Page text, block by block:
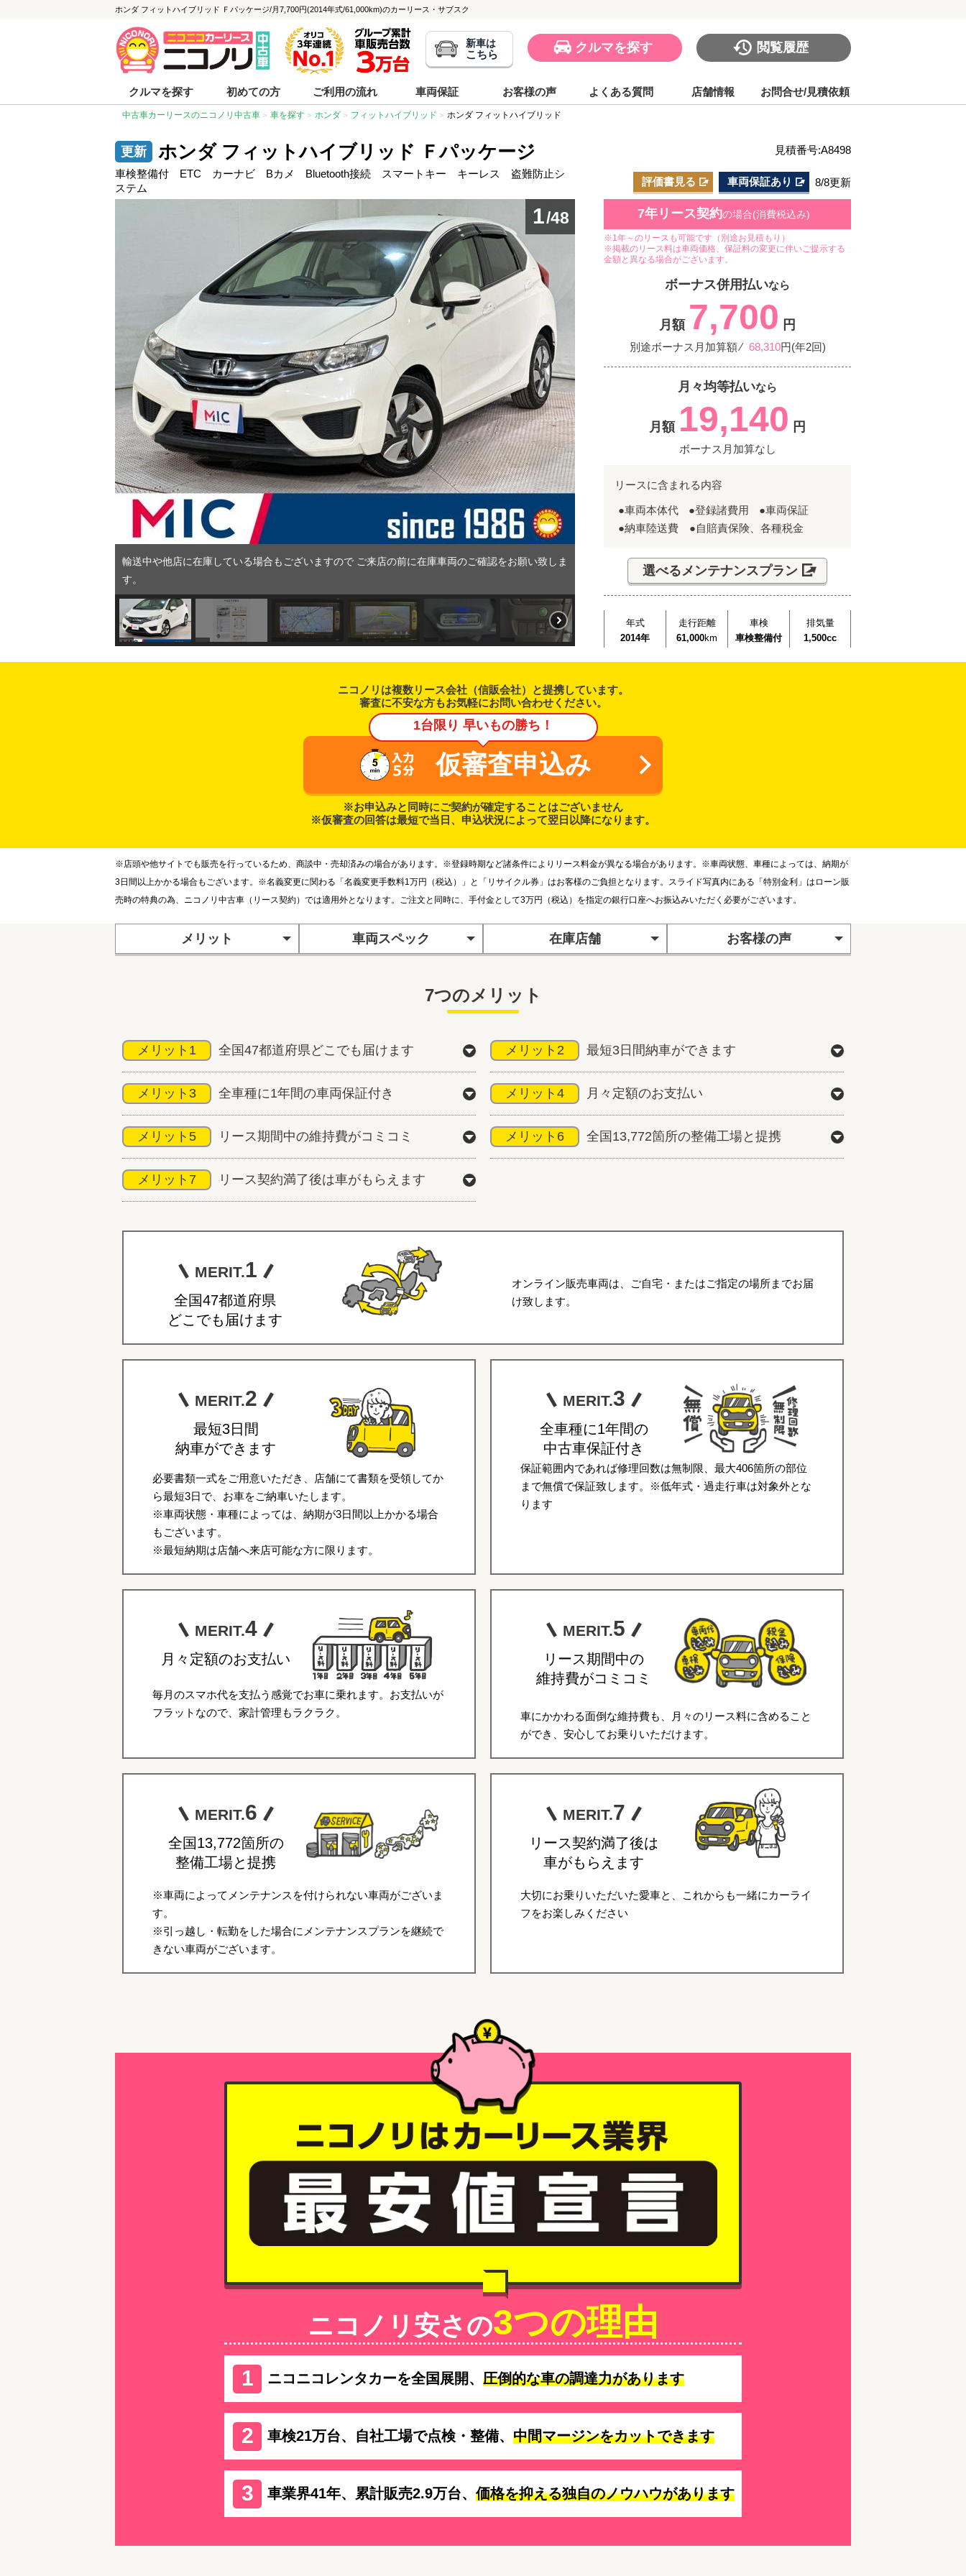
ホンダ フィットハイブリッド Ｆパッケージ/月7,700円(2014年式/61,000km)のカーリース・サブスク
新車は
こちら クルマを探す 閲覧履歴
クルマを探す 初めての方 ご利用の流れ 車両保証 お客様の声 よくある質問 店舗情報 お問合せ/見積依頼
中古車カーリースのニコノリ中古車 車を探す ホンダ フィットハイブリッド ホンダ フィットハイブリッド
ホンダ フィットハイブリッド Ｆパッケージ
見積番号:A8498
車検整備付 ETC カーナビ Bカメ Bluetooth接続 スマートキー キーレス 盗難防止シ
ステム
評価書見る 車両保証あり 8/8更新
1/48
輸送中や他店に在庫している場合もございますので ご来店の前に在庫車両のご確認をお願い致しま
す。
7年リース契約の場合(消費税込み)
※1年～のリースも可能です（別途お見積もり）
※掲載のリース料は車両価格、保証料の変更に伴いご提示する
金額と異なる場合がございます。
ボーナス併用払いなら
月額 7,700 円
別途ボーナス月加算額 ⁄ 68,310円(年2回)
月々均等払いなら
月額 19,140 円
ボーナス月加算なし
リースに含まれる内容
●車両本体代 ●登録諸費用
●車両保証
●納車陸送費 ●自賠責保険、各種税金
選べるメンテナンスプラン
年式
2014年
走行距離
61,000km
車検
車検整備付
排気量
1,500cc
ニコノリは複数リース会社（信販会社）と提携しています。
審査に不安な方もお気軽にお問い合わせください。
1台限り 早いもの勝ち！
仮審査申込み
※お申込みと同時にご契約が確定することはございません
※仮審査の回答は最短で当日、申込状況によって翌日以降になります。
※店頭や他サイトでも販売を行っているため、商談中・売却済みの場合があります。※登録時期など諸条件によりリース料金が異なる場合があります。※車両状態、車種によっては、納期が
3日間以上かかる場合もございます。※名義変更に関わる「名義変更手数料1万円（税込）」と「リサイクル券」はお客様のご負担となります。スライド写真内にある「特別金利」はローン販
売時の特典の為、ニコノリ中古車（リース契約）では適用外となります。ご注文と同時に、手付金として3万円（税込）を指定の銀行口座へお振込みいただく必要がございます。
メリット 車両スペック 在庫店舗 お客様の声
7つのメリット
メリット1 全国47都道府県どこでも届けます メリット2 最短3日間納車ができます
メリット3 全車種に1年間の車両保証付き メリット4 月々定額のお支払い
メリット5 リース期間中の維持費がコミコミ メリット6 全国13,772箇所の整備工場と提携
メリット7 リース契約満了後は車がもらえます
MERIT.1
全国47都道府県
どこでも届けます
オンライン販売車両は、ご自宅・またはご指定の場所までお届
け致します。
MERIT.2
最短3日間
納車ができます
必要書類一式をご用意いただき、店舗にて書類を受領してか
ら最短3日で、お車をご納車いたします。
※車両状態・車種によっては、納期が3日間以上かかる場合
もございます。
※最短納期は店舗へ来店可能な方に限ります。
MERIT.3
全車種に1年間の
中古車保証付き
保証範囲内であれば修理回数は無制限、最大406箇所の部位
まで無償で保証致します。※低年式・過走行車は対象外とな
ります
MERIT.4
月々定額のお支払い
毎月のスマホ代を支払う感覚でお車に乗れます。お支払いが
フラットなので、家計管理もラクラク。
MERIT.5
リース期間中の
維持費がコミコミ
車にかかわる面倒な維持費も、月々のリース料に含めること
ができ、安心してお乗りいただけます。
MERIT.6
全国13,772箇所の
整備工場と提携
※車両によってメンテナンスを付けられない車両がございま
す。
※引っ越し・転勤をした場合にメンテナンスプランを継続で
きない車両がございます。
MERIT.7
リース契約満了後は
車がもらえます
大切にお乗りいただいた愛車と、これからも一緒にカーライ
フをお楽しみください
ニコノリ安さの3つの理由
ニコニコレンタカーを全国展開、 圧倒的な車の調達力があります
車検21万台、自社工場で点検・整備、 中間マージンをカットできます
車業界41年、累計販売2.9万台、 価格を抑える独自のノウハウがあります